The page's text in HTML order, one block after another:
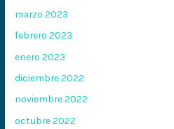
marzo 2023
febrero 2023
enero 2023
diciembre 2022
noviembre 2022
octubre 2022